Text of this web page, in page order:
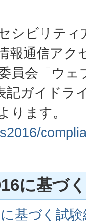
シビリティ
報通信アク
員会「ウ
記ガイドラ
ります。
に基づ
基づく試